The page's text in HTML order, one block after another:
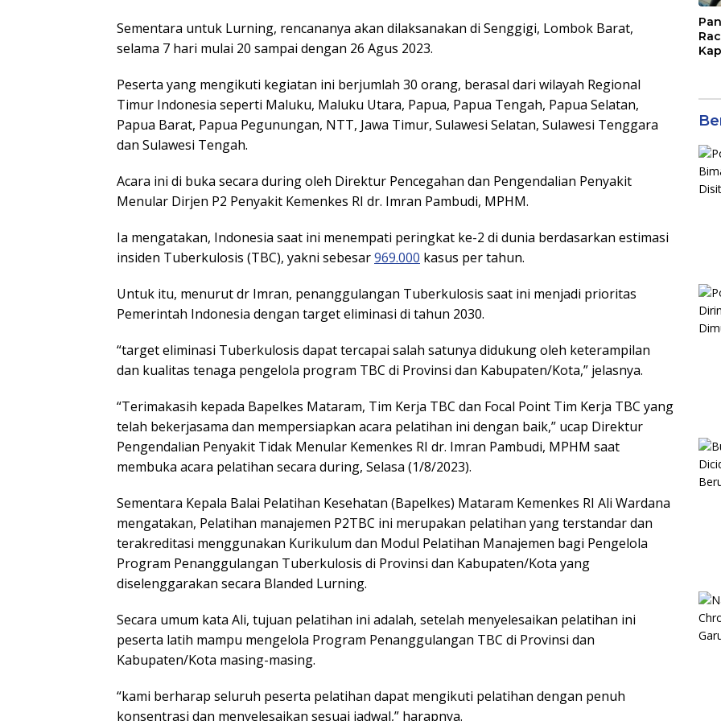
Sementara untuk Lurning, rencananya akan dilaksanakan di Senggigi, Lombok Barat,
selama 7 hari mulai 20 sampai dengan 26 Agus 2023.
Peserta yang mengikuti kegiatan ini berjumlah 30 orang, berasal dari wilayah Regional
Timur Indonesia seperti Maluku, Maluku Utara, Papua, Papua Tengah, Papua Selatan,
Papua Barat, Papua Pegunungan, NTT, Jawa Timur, Sulawesi Selatan, Sulawesi Tenggara
dan Sulawesi Tengah.
Acara ini di buka secara during oleh Direktur Pencegahan dan Pengendalian Penyakit
Menular Dirjen P2 Penyakit Kemenkes RI dr. Imran Pambudi, MPHM.
Ia mengatakan, Indonesia saat ini menempati peringkat ke-2 di dunia berdasarkan estimasi
insiden Tuberkulosis (TBC), yakni sebesar969.000 kasus per tahun.
Untuk itu, menurut dr Imran, penanggulangan Tuberkulosis saat ini menjadi prioritas
Pemerintah Indonesia dengan target eliminasi di tahun 2030.
“target eliminasi Tuberkulosis dapat tercapai salah satunya didukung oleh keterampilan
dan kualitas tenaga pengelola program TBC di Provinsi dan Kabupaten/Kota,” jelasnya.
“Terimakasih kepada Bapelkes Mataram, Tim Kerja TBC dan Focal Point Tim Kerja TBC yang
telah bekerjasama dan mempersiapkan acara pelatihan ini dengan baik,” ucap Direktur
Pengendalian Penyakit Tidak Menular Kemenkes RI dr. Imran Pambudi, MPHM saat
membuka acara pelatihan secara during, Selasa (1/8/2023).
Sementara Kepala Balai Pelatihan Kesehatan (Bapelkes) Mataram Kemenkes RI Ali Wardana
mengatakan, Pelatihan manajemen P2TBC ini merupakan pelatihan yang terstandar dan
terakreditasi menggunakan Kurikulum dan Modul Pelatihan Manajemen bagi Pengelola
Program Penanggulangan Tuberkulosis di Provinsi dan Kabupaten/Kota yang
diselenggarakan secara Blanded Lurning.
Secara umum kata Ali, tujuan pelatihan ini adalah, setelah menyelesaikan pelatihan ini
peserta latih mampu mengelola Program Penanggulangan TBC di Provinsi dan
Kabupaten/Kota masing-masing.
“kami berharap seluruh peserta pelatihan dapat mengikuti pelatihan dengan penuh
konsentrasi dan menyelesaikan sesuai jadwal,” harapnya.